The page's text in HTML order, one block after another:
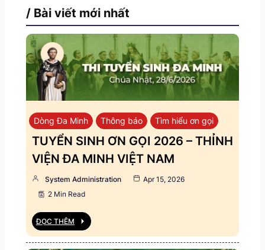
/ Bài viết mới nhất
Dòng Đa Minh Thông báo Tìm hiểu ơn gọi
TUYỂN SINH ƠN GỌI 2026 – THỈNH
VIỆN ĐA MINH VIỆT NAM
System Administration
Apr 15, 2026
2 Min Read
ĐỌC THÊM